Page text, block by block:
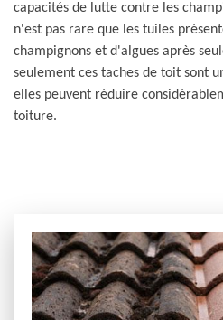
capacités de lutte contre les
n'est pas rare que les tuiles
champignons et d'algues après
seulement ces taches de toit sont
elles peuvent réduire
toiture.